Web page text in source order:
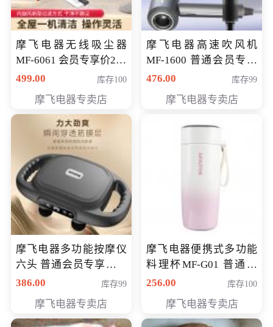
摩飞电器无线吸尘器
MF-6061 会员专享价299
元
499.00 库存100
摩飞电器专卖店
摩飞电器高速吹风机
MF-1600 普通会员专享
价298元
476.00 库存99
摩飞电器专卖店
摩飞电器多功能按摩仪
六头 普通会员专享价格
199元
386.00 库存99
摩飞电器专卖店
摩飞电器便携式多功能
料理杯MF-G01 普通会
员专享价格118元
256.00 库存100
摩飞电器专卖店